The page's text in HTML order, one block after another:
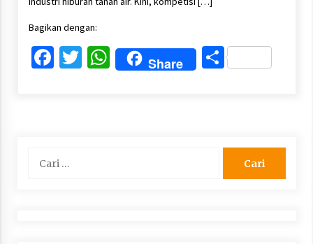
Bagikan dengan:
Facebook
Twitter
WhatsApp
Share Share
untuk: